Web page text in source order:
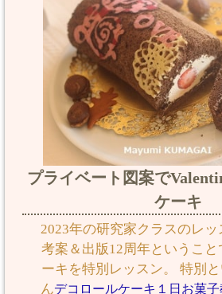
プライベート図案で
ケーキ
2023年の研究家クラスのレ
考案＆出版12周年というこ
ーキを特別レッスン。 特別
んデコロールケーキ１日お菓子